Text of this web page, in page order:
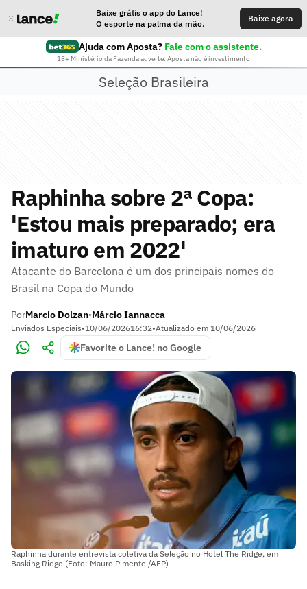
Baixe grátis o app do Lance!
O esporte na palma da mão.
Baixe agora
Ajuda com Aposta? Fale com o assistente.
18+ Ministério da Fazenda adverte: Aposta não é investimento
Seleção Brasileira
Raphinha sobre 2ª Copa:
'Estou mais preparado; era
imaturo em 2022'
Atacante do Barcelona é um dos principais nomes do
Brasil na Copa do Mundo
PorMarcio Dolzan•Márcio Iannacca
Enviados Especiais•10/06/202616:32•Atualizado em 10/06/2026
Favorite o Lance! no Google
Raphinha durante entrevista coletiva da Seleção no Hotel The Ridge, em
Basking Ridge (Foto: Mauro Pimentel/AFP)